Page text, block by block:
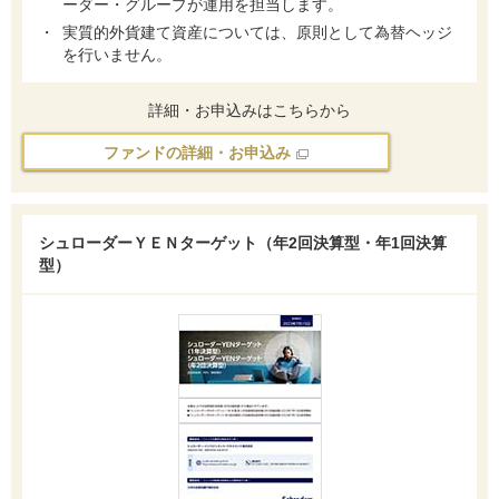
ーダー・グループが運用を担当します。
実質的外貨建て資産については、原則として為替ヘッジ
を行いません。
詳細・お申込みはこちらから
ファンドの詳細・お申込み
シュローダーＹＥＮターゲット（年2回決算型・年1回決算
型）